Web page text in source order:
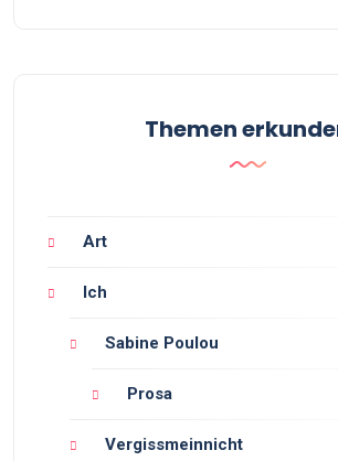
Themen
Art
Ich
Sabine Poulou
Prosa
Vergissmeinnicht